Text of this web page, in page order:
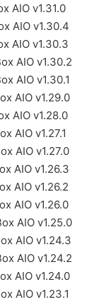
AIO v1.31.0
AIO v1.30.4
AIO v1.30.3
AIO v1.30.2
AIO v1.30.1
AIO v1.29.0
AIO v1.28.0
AIO v1.27.1
AIO v1.27.0
AIO v1.26.3
AIO v1.26.2
AIO v1.26.0
AIO v1.25.0
AIO v1.24.3
AIO v1.24.2
AIO v1.24.0
AIO v1.23.1